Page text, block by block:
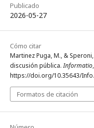
Publicado
2026-05-27
Cómo citar
Martinez Puga, M., &
discusión pública.Informatio,
https://doi.org/10.35643/
Formatos de citación